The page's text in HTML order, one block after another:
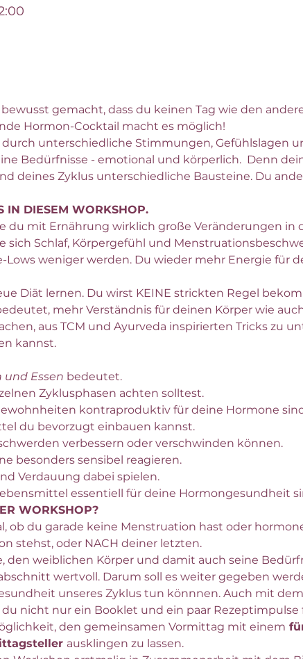
gemacht, dass du keinen Tag wie den
Hormon-Cocktail macht es möglich!
unterschiedliche Stimmungen, Gefühlslagen
Bedürfnisse - emotional und körperlich.  Denn
deines Zyklus unterschiedliche Bausteine. Du
IN DIESEM WORKSHOP.
du mit Ernährung wirklich große Veränderungen in
sich Schlaf, Körpergefühl und
Lows weniger werden. Du wieder mehr Energie für
Diät lernen. Du wirst KEINE strickten Regel
mehr Verständnis für deinen Körper wie
aus TCM und Ayurveda inspirierten Tricks zu
kannst.
und Essen bedeutet.
Zyklusphasen achten solltest.
kontraproduktiv für deine Hormone
du bevorzugt einbauen kannst.
verbessern oder verschwinden können.
besonders sensibel reagieren.
Verdauung dabei spielen.
essentiell für deine Hormongesundheit
WORKSHOP?
ob du garade keine Menstruation hast oder
stehst, oder NACH deiner letzten.
den weiblichen Körper und damit auch seine
wertvoll. Darum soll es weiter gegeben
unseres Zyklus tun könnnen. Auch mit
nicht nur ein Booklet und ein paar Rezeptimpulse
den gemeinsamen Vormittag mit einem
ausklingen zu lassen.